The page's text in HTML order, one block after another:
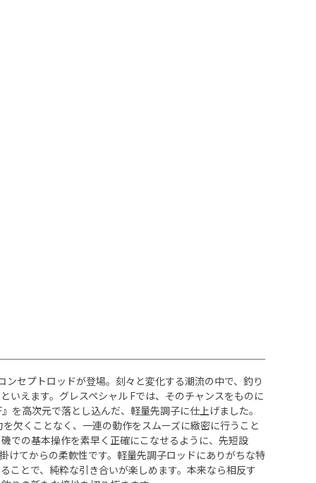
セプトロッドが登場。刻々と変化する潮流の中で、釣り
いえます。グレスペシャル Fでは、そのチャンスをものに
高次元で落とし込んだ、軽量先調子に仕上げました。
欠くことなく、一連の動作をスムーズに緻密に行うこと
での基本操作を素早く正確にこなせるように、先短設
けてからの柔軟性です。軽量先調子ロッドにありがちな特
ことで、純粋な引き合いが楽しめます。本来なら相反す